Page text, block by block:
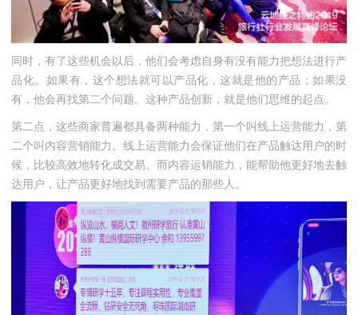
同时，有了这些机会以后，他们会考虑自身有没有能力把想法进行产
品化。如果有，这个想法就可以产品化，这就是他的产品；如果没
有，他会再找第二个问题。这种产品创新，就是他们思维的起点。
第二点，这些商家普遍都具备两种能力，第一个叫线上运营能力，第
二个叫内容营销能力。线上运营能力会保证他们在产品触达用户的时
候，比较高效地转化成交易。而内容运销能力，能帮助他更好地去触
达用户，让产品更好地找到需要产品的那些人。